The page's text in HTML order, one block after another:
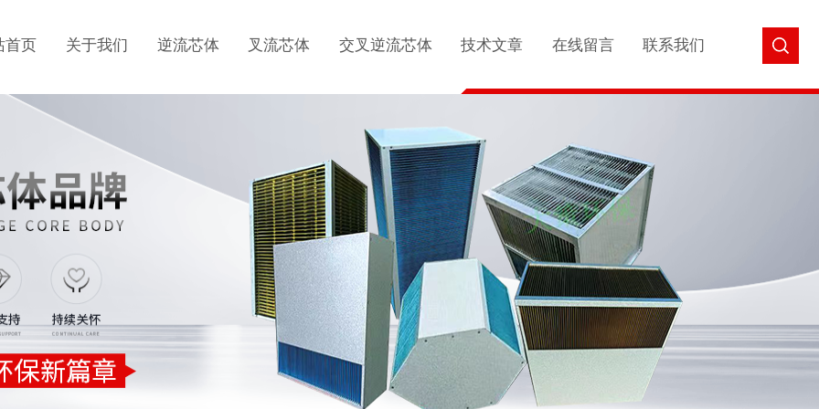
首页 关于我们 逆流芯体 叉流芯体 交叉逆流芯体 技术文章 在线留言 联系我们